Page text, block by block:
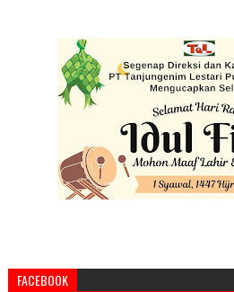
FACEBOOK